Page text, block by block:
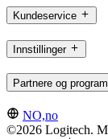
Kundeservice
Innstillinger
Partnere og
NO,no
©2026 Logitech.